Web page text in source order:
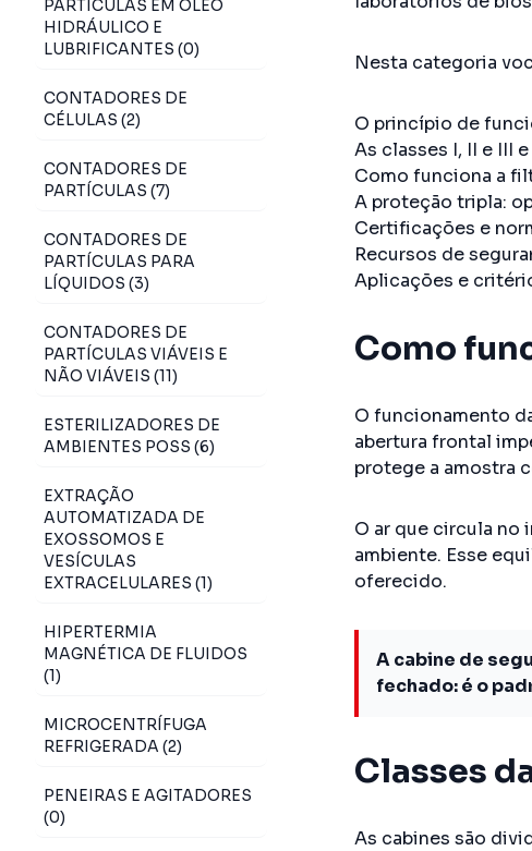
Nesta categoria
O princípio de
As classes I, II e III
Como funciona a
A proteção tripla:
Certificações e
Recursos de
Aplicações e
Como
O funcionamento
abertura frontal
protege a amostra
O ar que circula no
ambiente. Esse
oferecido.
A cabine de
fechado: é o
Classes
As cabines são
PARTÍCULAS EM ÓLEO
HIDRÁULICO E
LUBRIFICANTES (0)
CONTADORES DE
CÉLULAS (2)
CONTADORES DE
PARTÍCULAS (7)
CONTADORES DE
PARTÍCULAS PARA
LÍQUIDOS (3)
CONTADORES DE
PARTÍCULAS VIÁVEIS E
NÃO VIÁVEIS (11)
ESTERILIZADORES DE
AMBIENTES POSS (6)
EXTRAÇÃO
AUTOMATIZADA DE
EXOSSOMOS E
VESÍCULAS
EXTRACELULARES (1)
HIPERTERMIA
MAGNÉTICA DE FLUIDOS
(1)
MICROCENTRÍFUGA
REFRIGERADA (2)
PENEIRAS E AGITADORES
(0)